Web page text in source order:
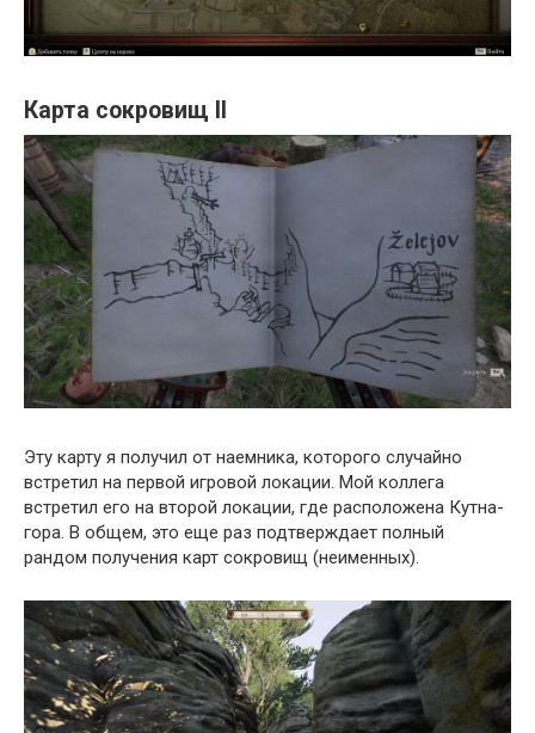
Карта сокровищ II
Эту карту я получил от наемника, которого случайно
встретил на первой игровой локации. Мой коллега
встретил его на второй локации, где расположена Кутна-
гора. В общем, это еще раз подтверждает полный
рандом получения карт сокровищ (неименных).